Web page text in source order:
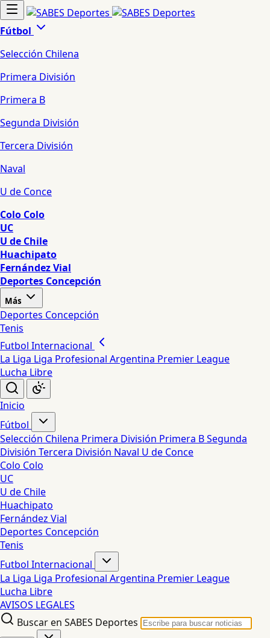
Fútbol
Selección Chilena
Primera División
Primera B
Segunda División
Tercera División
Naval
U de Conce
Colo Colo
UC
U de Chile
Huachipato
Fernández Vial
Deportes Concepción
Más
Deportes Concepción
Tenis
Futbol Internacional
La Liga Liga Profesional Argentina Premier League
Lucha Libre
Inicio
Fútbol
Selección Chilena Primera División Primera BSegunda
División Tercera División Naval U de Conce
Colo Colo
UC
U de Chile
Huachipato
Fernández Vial
Deportes Concepción
Tenis
Futbol Internacional
La Liga Liga Profesional Argentina Premier League
Lucha Libre
AVISOS LEGALES
Buscar en SABES Deportes